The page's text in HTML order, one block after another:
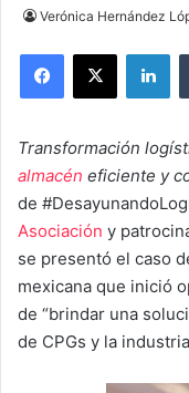
Verónica Hernández
Transformación
almacén eficiente y
de
Asociación y
se presentó el caso
mexicana que inició
de “brindar una
de CPGs y la